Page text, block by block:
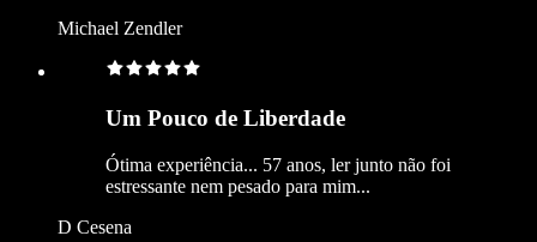
Michael Zendler
Um Pouco de Liberdade
Ótima experiência... 57 anos, ler junto não foi
estressante nem pesado para mim...
D Cesena